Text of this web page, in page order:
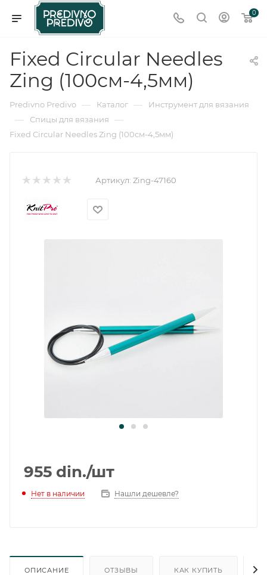
0
Fixed Circular Needles
Zing (100см-4,5мм)
Predivno Predivo — Каталог — Инструмент для вязания
— Спицы для вязания —
Fixed Circular Needles Zing (100см-4,5мм)
Артикул: Zing-47160
955 din./шт
Нет в наличии Нашли дешевле?
ОПИСАНИЕ ОТЗЫВЫ КАК КУПИТЬ